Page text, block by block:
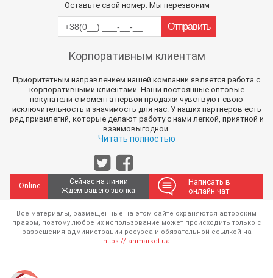
Оставьте свой номер. Мы перезвоним
Корпоративным клиентам
Приоритетным направлением нашей компании является работа с
корпоративными клиентами. Наши постоянные оптовые
покупатели с момента первой продажи чувствуют свою
исключительность и значимость для нас. У наших партнеров есть
ряд привилегий, которые делают работу с нами легкой, приятной и
взаимовыгодной.
Читать полностью
Online
Сейчас на линии
Ждем вашего звонка
Написать в
онлайн чат
Все материалы, размещенные на этом сайте охраняются авторским
правом, поэтому любое их использование может происходить только с
разрешения администрации ресурса и обязательной ссылкой на
https://lanmarket.ua